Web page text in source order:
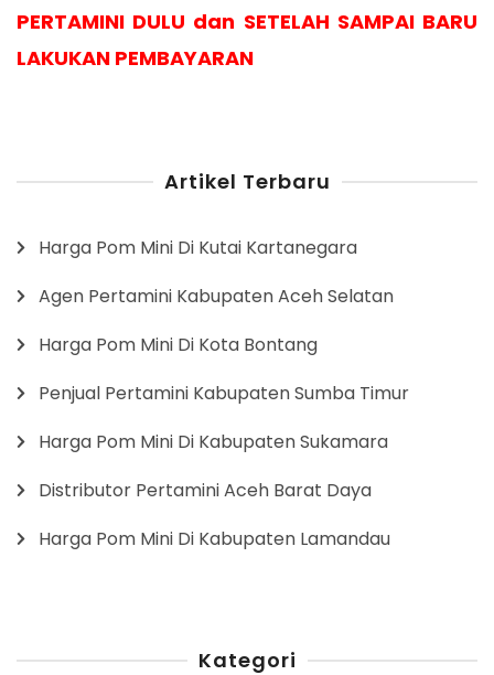
PERTAMINI DULU dan SETELAH SAMPAI BARU
LAKUKAN PEMBAYARAN
Artikel Terbaru
Harga Pom Mini Di Kutai Kartanegara
Agen Pertamini Kabupaten Aceh Selatan
Harga Pom Mini Di Kota Bontang
Penjual Pertamini Kabupaten Sumba Timur
Harga Pom Mini Di Kabupaten Sukamara
Distributor Pertamini Aceh Barat Daya
Harga Pom Mini Di Kabupaten Lamandau
Kategori